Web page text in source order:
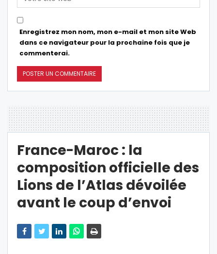
Enregistrez mon nom, mon e-mail et mon site Web
dans ce navigateur pour la prochaine fois que je
commenterai.
France-Maroc : la
composition officielle des
Lions de l’Atlas dévoilée
avant le coup d’envoi